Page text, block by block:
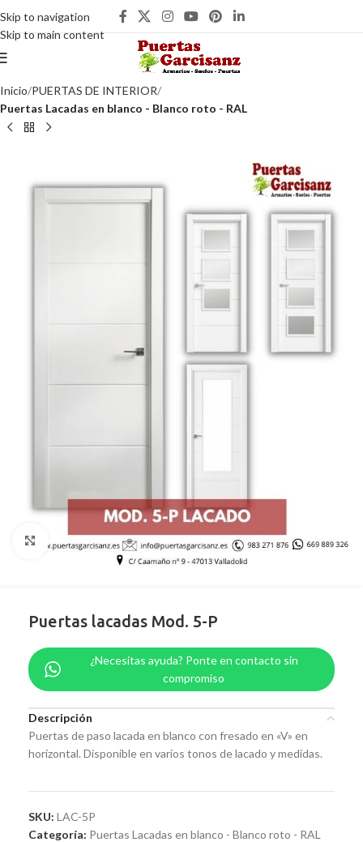
Skip to navigation
Skip to main content
Inicio PUERTAS DE INTERIOR
Puertas Lacadas en blanco - Blanco roto - RAL
Clic para ampliar
Puertas lacadas Mod. 5-P
¿Necesitas ayuda? Ponte en contacto sin
compromiso
Descripción
Puertas de paso lacada en blanco con fresado en «V» en
horizontal. Disponible en varios tonos de lacado y medidas.
SKU: LAC-5P
Categoría: Puertas Lacadas en blanco - Blanco roto - RAL